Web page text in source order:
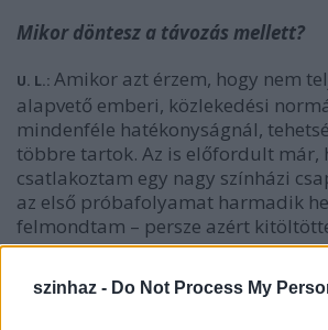
szinhaz - Do Not Process My
Mikor döntesz a távozás mellett?
U. L.: Amikor azt érzem, hogy nem
alapvető emberi, közlekedési
mindenféle hatékonyságnál,
többre tartok. Az is előfordult már,
csatlakoztam egy nagy színházi
az első próbafolyamat harmadik
felmondtam – persze azért
Sehol – sem a családban, sem a
az iskolában, a színházban, vagy
– nem voltam hajlandó elfogadni